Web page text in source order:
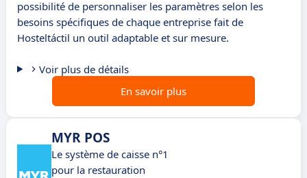
possibilité de personnaliser les paramètres selon les
besoins spécifiques de chaque entreprise fait de
Hosteltáctil un outil adaptable et sur mesure.
Voir plus de détails
En savoir plus
MYR POS
Le système de caisse n°1
pour la restauration